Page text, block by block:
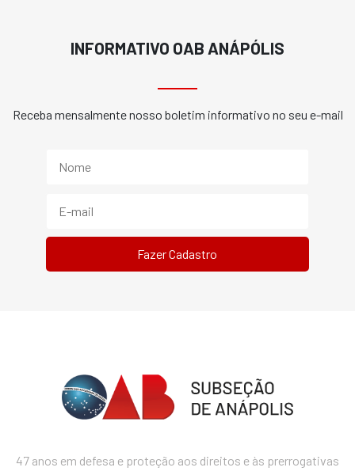
INFORMATIVO OAB ANÁPÓLIS
Receba mensalmente nosso boletim informativo no seu e-mail
47 anos em defesa e proteção aos direitos e às prerrogativas